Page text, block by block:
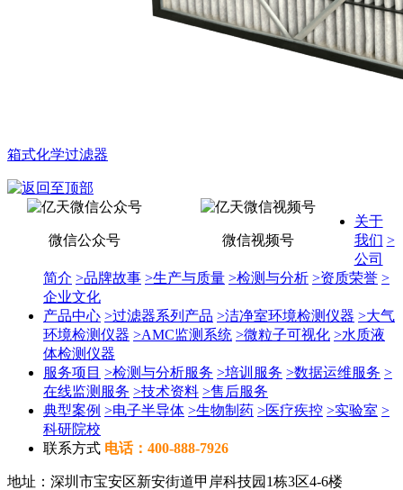
箱式化学过滤器
微信公众号 微信视频号
关于
我们 >
公司
简介 >品牌故事 >生产与质量 >检测与分析 >资质荣誉 >
企业文化
产品中心 >过滤器系列产品 >洁净室环境检测仪器 >大气
环境检测仪器 >AMC监测系统 >微粒子可视化 >水质液
体检测仪器
服务项目 >检测与分析服务 >培训服务 >数据运维服务 >
在线监测服务 >技术资料 >售后服务
典型案例 >电子半导体 >生物制药 >医疗疾控 >实验室 >
科研院校
联系方式 电话：400-888-7926
地址：深圳市宝安区新安街道甲岸科技园1栋3区4-6楼